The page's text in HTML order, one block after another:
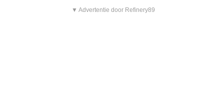
▼ Advertentie door Refinery89